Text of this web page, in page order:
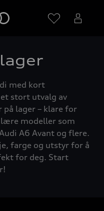
med kort
stort utvalg av
lager – klare for
modeller som
A6 Avant og flere.
farge og utstyr for å
for deg. Start